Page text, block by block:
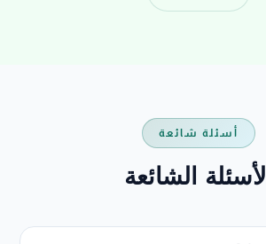
أسئلة شائعة
الأسئلة الشائعة